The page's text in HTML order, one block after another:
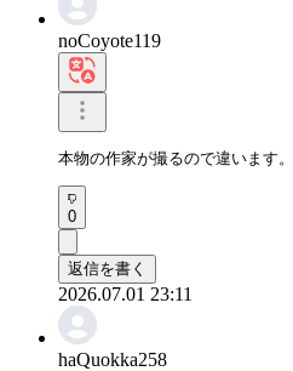
noCoyote119
本物の作家が撮るので違います。
0
返信を書く
2026.07.01 23:11
haQuokka258